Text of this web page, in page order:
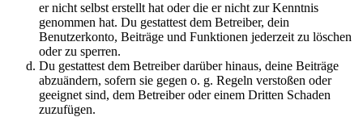
er nicht selbst erstellt hat oder die er nicht zur Kenntnis
genommen hat. Du gestattest dem Betreiber, dein
Benutzerkonto, Beiträge und Funktionen jederzeit zu löschen
oder zu sperren.
Du gestattest dem Betreiber darüber hinaus, deine Beiträge
abzuändern, sofern sie gegen o. g. Regeln verstoßen oder
geeignet sind, dem Betreiber oder einem Dritten Schaden
zuzufügen.